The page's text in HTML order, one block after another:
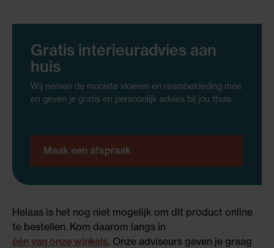
Gratis interieuradvies aan
huis
Wij nemen de mooiste vloeren en raambekleding mee
en geven je gratis en persoonlijk advies bij jou thuis.
Maak een afspraak
Helaas is het nog niet mogelijk om dit product online
te bestellen. Kom daarom langs in
één van onze winkels. Onze adviseurs geven je graag